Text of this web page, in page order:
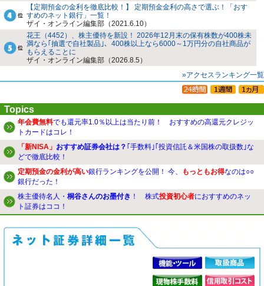
【定期預金の金利を徹底比較！】 定期預金金利の高さで選ぶ！「おす
すめのネット銀行」一覧！
ザイ・オンライン編集部（2021.6.10）
花王（4452）、株主優待を新設！ 2026年12月末の保有株数が400株未
満なら｢抽選で自社製品｣、400株以上なら6000～1万円分の自社商品が
もらえることに
ザイ・オンライン編集部（2026.8.5）
»アクセスランキング一覧
Topics
年会費無料でも還元率1.0％以上は当たり前！ おすすめの高還元クレジッ
トカードはコレ！
「新NISA」 おすすめ証券会社は？ ｢手数料｣｢投資信託＆米国株の取扱数｣な
どで徹底比較！
定期預金の金利が高い銀行ランキングを公開！ 今、 もっともお得なのは○○
銀行だった！
株主優待名人・ 桐谷さんのお墨付き ！ 株式投資初心者におすすめのネッ
ト証券はココ！